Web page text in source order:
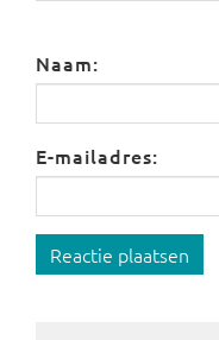
Naam:
E-mailadres:
Reactie plaatsen